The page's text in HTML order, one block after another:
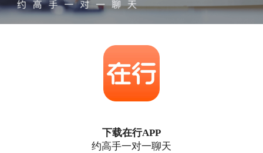
下载在行APP
约高手一对一聊天